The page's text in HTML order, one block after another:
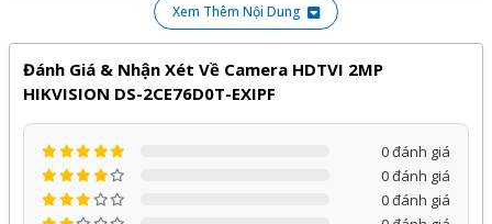
– Tiêu chuẩn IP67
– Vỏ nhựa
– Nguồn cấp 12VDC
– Kích thước: 138.8 mm × 60.9 mm × 57.9 mm
– Trọng lượng: 145 g
Xem Thêm Nội Dung
Đánh Giá & Nhận Xét Về Camera HDTVI 2MP
HIKVISION DS-2CE76D0T-EXIPF
0 đánh giá
0 đánh giá
0 đánh giá